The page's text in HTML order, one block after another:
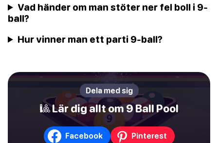
Vad händer om man stöter ner fel boll i 9-
ball?
Hur vinner man ett parti 9-ball?
Dela med sig
🎱 Lär dig allt om 9 Ball Pool
Facebook Pinterest